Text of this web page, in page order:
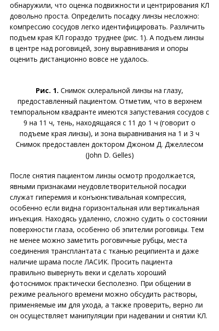
обнаружили, что оценка подвижности и центрирования КЛ
довольно проста. Определить посадку линзы несложно:
компрессию сосудов легко идентифицировать. Различить
подъем края КЛ гораздо труднее (рис. 1). А подъем линзы
в центре над роговицей, зону выравнивания и опоры
оценить дистанционно вовсе не удалось.
Рис. 1. Снимок склеральной линзы на глазу,
предоставленный пациентом. Отметим, что в верхнем
темпоральном квадранте имеются запустевания сосудов с
9 на 11 ч, тень, находящаяся с 11 до 1 ч (говорит о
подъеме края линзы), и зона выравнивания на 1 и 3 ч
Снимок предоставлен доктором Джоном Д. Джеллесом
(John D. Gelles)
После снятия пациентом линзы осмотр продолжается,
явными признаками неудовлетворительной посадки
служат гиперемия и конъюнктивальная компрессия,
особенно если видна горизонтальная или вертикальная
инъекция. Находясь удаленно, сложно судить о состоянии
поверхности глаза, особенно об эпителии роговицы. Тем
не менее можно заметить роговичные рубцы, места
соединения трансплантата с тканью реципиента и даже
наличие шрама после ЛАСИК. Просить пациента
правильно вывернуть веки и сделать хороший
фотоснимок практически бесполезно. При общении в
режиме реального времени можно обсудить растворы,
применяемые им для ухода, а также проверить, верно ли
он осуществляет манипуляции при надевании и снятии КЛ.